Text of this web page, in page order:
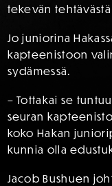
tekevän
Jo juniorina
kapteenistoon
sydämessä.
– Tottakai se
seuran
koko Hakan
kunnia olla
Jacob Bushuen